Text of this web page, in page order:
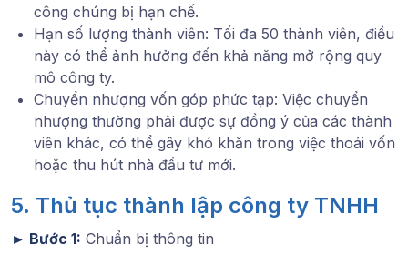
công chúng bị hạn chế.
Hạn số lượng thành viên: Tối đa 50 thành viên, điều
này có thể ảnh hưởng đến khả năng mở rộng quy
mô công ty.
Chuyển nhượng vốn góp phức tạp: Việc chuyển
nhượng thường phải được sự đồng ý của các thành
viên khác, có thể gây khó khăn trong việc thoái vốn
hoặc thu hút nhà đầu tư mới.
5. Thủ tục thành lập công ty TNHH
► Bước 1: Chuẩn bị thông tin